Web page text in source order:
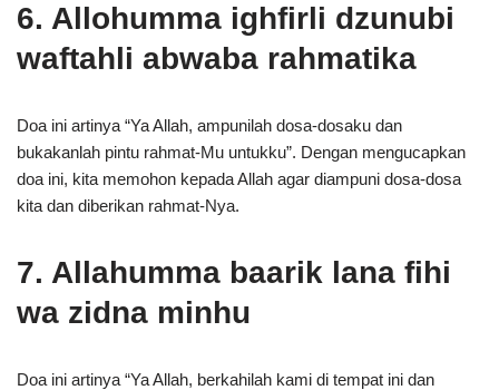
6. Allohumma ighfirli dzunubi
waftahli abwaba rahmatika
Doa ini artinya “Ya Allah, ampunilah dosa-dosaku dan
bukakanlah pintu rahmat-Mu untukku”. Dengan mengucapkan
doa ini, kita memohon kepada Allah agar diampuni dosa-dosa
kita dan diberikan rahmat-Nya.
7. Allahumma baarik lana fihi
wa zidna minhu
Doa ini artinya “Ya Allah, berkahilah kami di tempat ini dan